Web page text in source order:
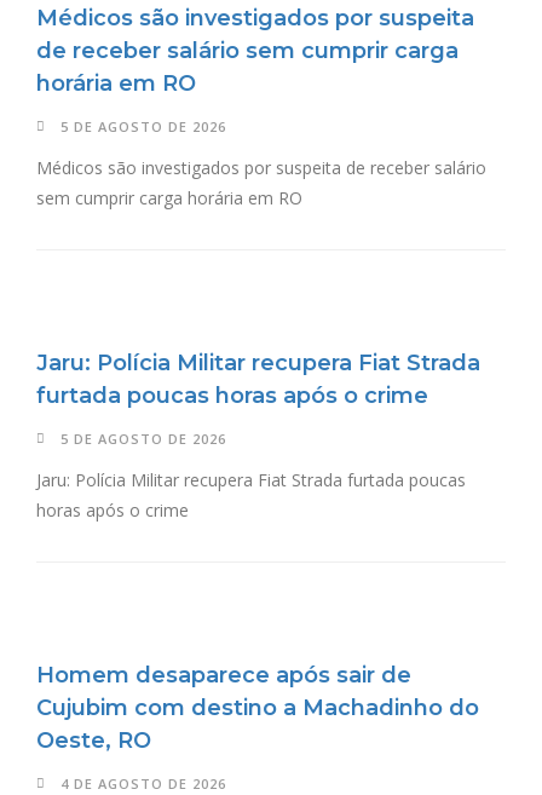
Médicos são investigados por suspeita
de receber salário sem cumprir carga
horária em RO
5 DE AGOSTO DE 2026
Médicos são investigados por suspeita de receber salário
sem cumprir carga horária em RO
Jaru: Polícia Militar recupera Fiat Strada
furtada poucas horas após o crime
5 DE AGOSTO DE 2026
Jaru: Polícia Militar recupera Fiat Strada furtada poucas
horas após o crime
Homem desaparece após sair de
Cujubim com destino a Machadinho do
Oeste, RO
4 DE AGOSTO DE 2026